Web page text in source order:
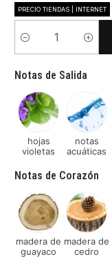
PRECIO TIENDAS | INTERNET
Cantidad
Notas de Salida
hojas
violetas
notas
acuáticas
Notas de Corazón
madera de
guayaco
madera de
cedro